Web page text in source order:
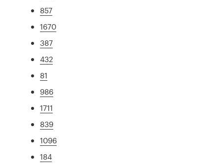
857
1670
387
432
81
986
1711
839
1096
184